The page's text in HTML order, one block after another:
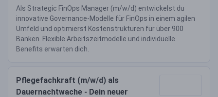
Als Strategic FinOps Manager (m/w/d) entwickelst du
innovative Governance-Modelle für FinOps in einem agilen
Umfeld und optimierst Kostenstrukturen für über 900
Banken. Flexible Arbeitszeitmodelle und individuelle
Benefits erwarten dich.
Pflegefachkraft (m/w/d) als
Dauernachtwache - Dein neuer